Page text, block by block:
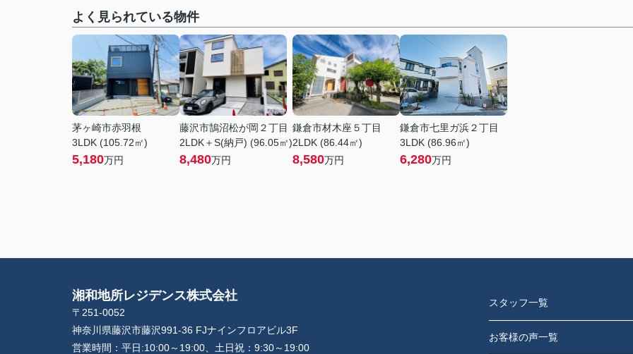
よく見られている物件
茅ヶ崎市赤羽根
3LDK (105.72㎡)
5,180万円
藤沢市鵠沼松が岡２丁目
2LDK＋S(納戸) (96.05㎡)
8,480万円
鎌倉市材木座５丁目
2LDK (86.44㎡)
8,580万円
鎌倉市七里ガ浜２丁目
3LDK (86.96㎡)
6,280万円
湘和地所レジデンス株式会社
〒251-0052
神奈川県藤沢市藤沢991-36 FJナインフロアビル3F
営業時間： 平日:10:00～19:00、土日祝：9:30～19:00
スタッフ一覧
お客様の声一覧